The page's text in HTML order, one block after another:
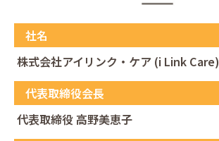
社名
株式会社アイリンク・ケア (i Link Care)
代表取締役会長
代表取締役 高野美恵子